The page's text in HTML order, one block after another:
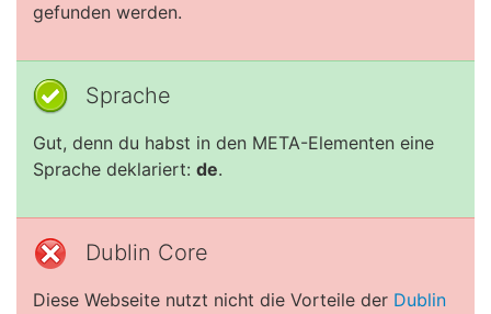
gefunden werden.
Sprache
Gut, denn du habst in den META-Elementen eine
Sprache deklariert: de.
Dublin Core
Diese Webseite nutzt nicht die Vorteile der Dublin